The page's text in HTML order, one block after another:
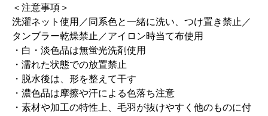
＜注意事項＞
洗濯ネット使用／同系色と一緒に洗い、つけ置き禁止／
タンブラー乾燥禁止／アイロン時当て布使用
・白・淡色品は無蛍光洗剤使用
・濡れた状態での放置禁止
・脱水後は、形を整えて干す
・濃色品は摩擦や汗による色落ち注意
・素材や加工の特性上、毛羽が抜けやすく他のものに付